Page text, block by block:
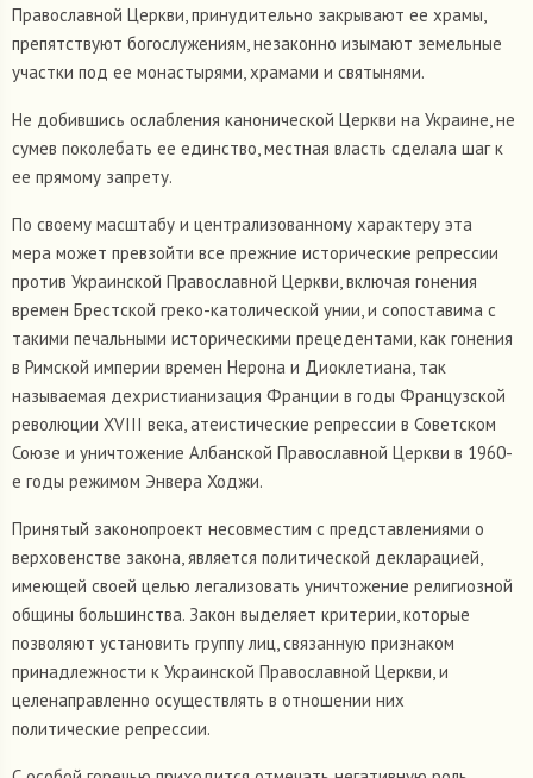
Православной Церкви, принудительно закрывают ее храмы,
препятствуют богослужениям, незаконно изымают земельные
участки под ее монастырями, храмами и святынями.
Не добившись ослабления канонической Церкви на Украине, не
сумев поколебать ее единство, местная власть сделала шаг к
ее прямому запрету.
По своему масштабу и централизованному характеру эта
мера может превзойти все прежние исторические репрессии
против Украинской Православной Церкви, включая гонения
времен Брестской греко-католической унии, и сопоставима с
такими печальными историческими прецедентами, как гонения
в Римской империи времен Нерона и Диоклетиана, так
называемая дехристианизация Франции в годы Французской
революции XVIII века, атеистические репрессии в Советском
Союзе и уничтожение Албанской Православной Церкви в 1960-
е годы режимом Энвера Ходжи.
Принятый законопроект несовместим с представлениями о
верховенстве закона, является политической декларацией,
имеющей своей целью легализовать уничтожение религиозной
общины большинства. Закон выделяет критерии, которые
позволяют установить группу лиц, связанную признаком
принадлежности к Украинской Православной Церкви, и
целенаправленно осуществлять в отношении них
политические репрессии.